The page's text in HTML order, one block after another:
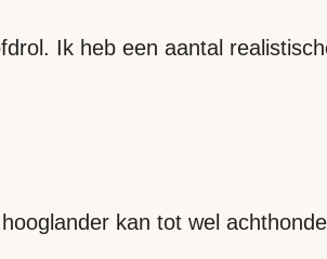
Ik heb een aantal
kan tot wel